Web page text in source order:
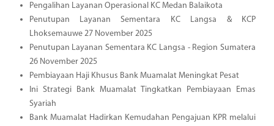
Pengalihan Layanan Operasional KC Medan Balaikota
Penutupan Layanan Sementara KC Langsa & KCP
Lhoksemauwe 27 November 2025
Penutupan Layanan Sementara KC Langsa - Region Sumatera
26 November 2025
Pembiayaan Haji Khusus Bank Muamalat Meningkat Pesat
Ini Strategi Bank Muamalat Tingkatkan Pembiayaan Emas
Syariah
Bank Muamalat Hadirkan Kemudahan Pengajuan KPR melalui